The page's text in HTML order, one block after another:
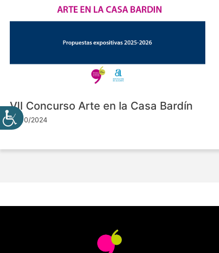
VII Concurso Arte en la Casa Bardín
24/10/2024